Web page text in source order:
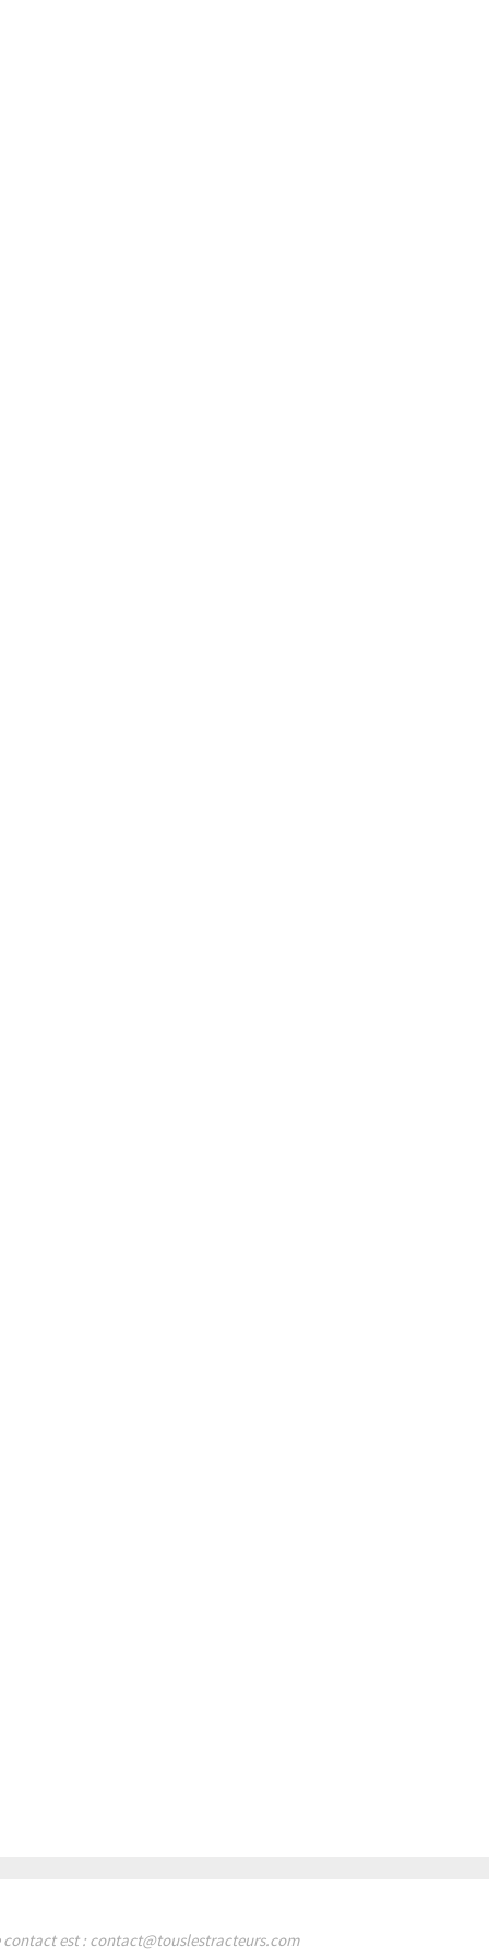
est : contact@touslestracteurs.com